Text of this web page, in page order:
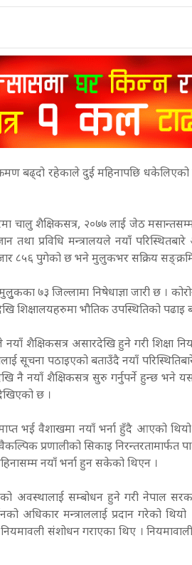
बढ्दो रहेकाले दुई महिनापछि
चालु शैक्षिकसत्र, २०७७ लाई जेठ
तथा प्रविधि मन्त्रालयले नयाँ
८५६ पुगेको छ भने मुलुकभर सक्रिय
७३ जिल्लामा निषेधाज्ञा जारी छ ।
शिक्षालयहरुमा भौतिक उपस्थितिको पढाइ
नयाँ शैक्षिकसत्र असारदेखि हुने गरी शिक्षा
सूचना पठाइएको बताउँदै नयाँ
नै नयाँ शैक्षिकसत्र सुरु गर्नुपर्ने हुन्छ भने
छ ।
भई वैशाखमा नयाँ भर्ना हुँदै आएको
प्रणालीको सिकाइ
नयाँ भर्ना हुन सकेको थिएन ।
अवस्थालाई सम्बोधन हुने गरी नेपाल
अधिकार मन्त्राललाई प्रदान गरेको थियो
संशोधन गराएका थिए ।